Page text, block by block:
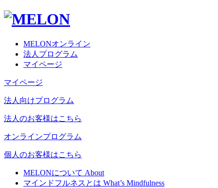
MELONオンライン
法人プログラム
マイページ
マイページ
法人向けプログラム
法人のお客様はこちら
オンラインプログラム
個人のお客様はこちら
MELONについて About
マインドフルネスとは What’s Mindfulness